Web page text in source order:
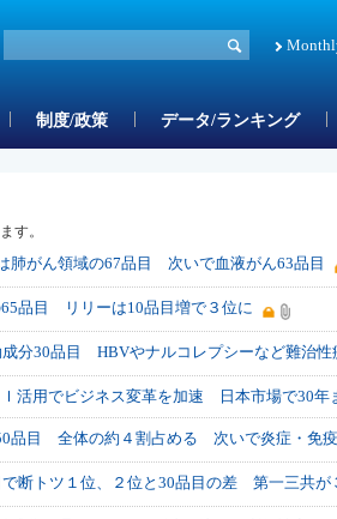
制度/政策 データ/ランキング
す。
がん領域の67品目 次いで血液がん63品目
品目 リリーは10品目増で３位に
分30品目 HBVやナルコレプシーなど難治性
活用でビジネス変革を加速 日本市場で30年
品目 全体の約４割占める 次いで炎症・免疫
断トツ１位、２位と30品目の差 第一三共が